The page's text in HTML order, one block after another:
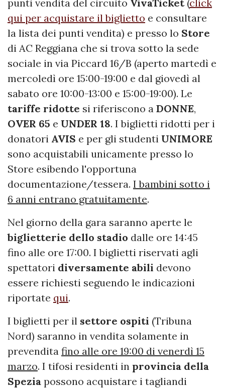
punti vendita del circuito VivaTicket (click
qui per acquistare il biglietto e consultare
la lista dei punti vendita) e presso lo Store
di AC Reggiana che si trova sotto la sede
sociale in via Piccard 16/B (aperto martedì e
mercoledì ore 15:00-19:00 e dal giovedì al
sabato ore 10:00-13:00 e 15:00-19:00). Le
tariffe ridotte si riferiscono a DONNE,
OVER 65 e UNDER 18. I biglietti ridotti per i
donatori AVIS e per gli studenti UNIMORE
sono acquistabili unicamente presso lo
Store esibendo l'opportuna
documentazione/tessera. I bambini sotto i
6 anni entrano gratuitamente.
Nel giorno della gara saranno aperte le
biglietterie dello stadio dalle ore 14:45
fino alle ore 17:00. I biglietti riservati agli
spettatori diversamente abili devono
essere richiesti seguendo le indicazioni
riportate qui.
I biglietti per il settore ospiti (Tribuna
Nord) saranno in vendita solamente in
prevendita fino alle ore 19:00 di venerdì 15
marzo. I tifosi residenti in provincia della
Spezia possono acquistare i tagliandi